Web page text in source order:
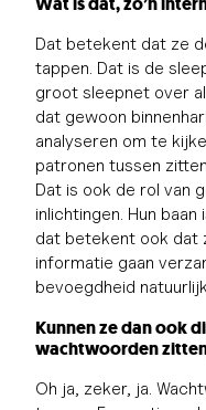
Dat betekent dat ze
tappen. Dat is de
groot sleepnet over
dat gewoon
analyseren om te
patronen tussen
Dat is ook de rol van
inlichtingen. Hun
dat betekent ook dat
informatie gaan
bevoegdheid
Kunnen ze dan ook
wachtwoorden
Oh ja, zeker, ja.